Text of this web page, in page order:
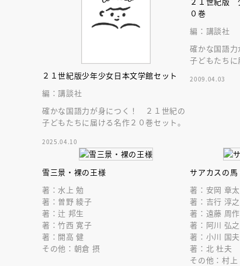
２１世紀版少年少女日本文学館セット
編：講談社
確かな国語力が身につく！ ２１世紀の
子どもたちに届ける名作２０巻セット。
2025.04.10
０巻
編：講談社
確かな国語
子どもたちに
2009.04.03
雪三景・裸の王様
著：水上 勉
著：曽野 綾子
著：辻 邦生
著：竹西 寛子
著：開高 健
その他：朝倉 摂
サアカスの馬
著：安岡 章
著：吉行 淳
著：遠藤 周作
著：阿川 弘之
著：小川 国夫
著：北 杜夫
その他：村上
【ア
人賞
と担
講座」
応募締切